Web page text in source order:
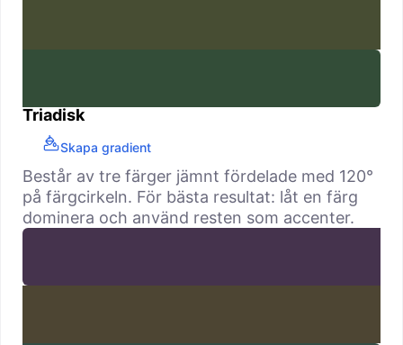
Triadisk
Skapa gradient
Består av tre färger jämnt fördelade med 120°
på färgcirkeln. För bästa resultat: låt en färg
dominera och använd resten som accenter.